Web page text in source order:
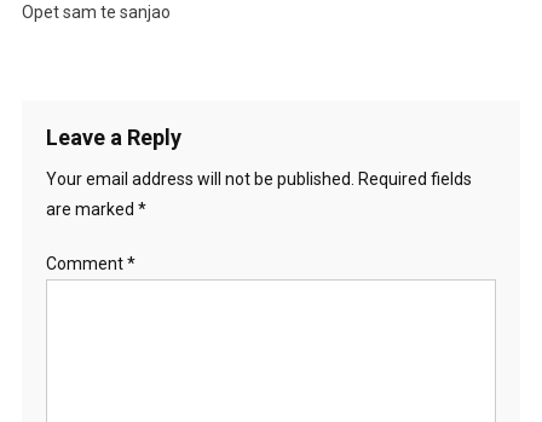
Opet sam te sanjao
Leave a Reply
Your email address will not be published.
Required fields
are marked *
Comment*